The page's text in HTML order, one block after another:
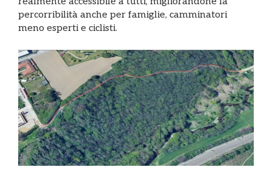
percorribilità anche per famiglie, camminatori
meno esperti e ciclisti.